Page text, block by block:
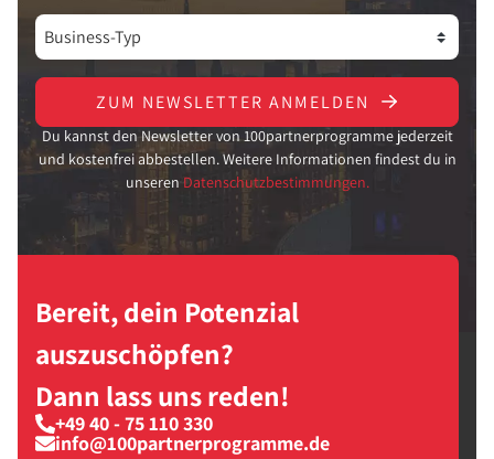
ZUM NEWSLETTER ANMELDEN
Du kannst den Newsletter von 100partnerprogramme jederzeit
und kostenfrei abbestellen. Weitere Informationen findest du in
unseren Datenschutzbestimmungen.
Bereit, dein Potenzial
auszuschöpfen?
Dann lass uns reden!
+49 40 - 75 110 330
info@100partnerprogramme.de